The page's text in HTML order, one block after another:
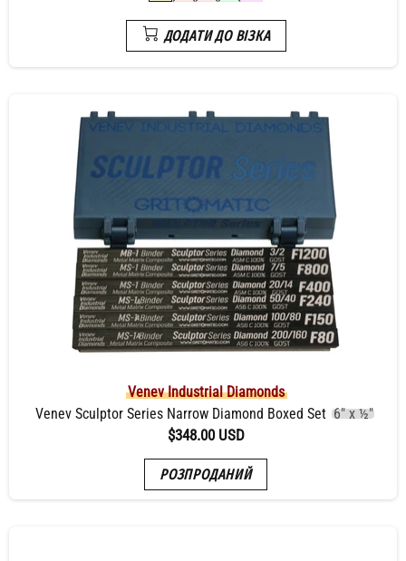
ДОДАТИ ДО ВІЗКА
Venev Industrial Diamonds
Venev Sculptor Series Narrow Diamond Boxed Set 6" x ½"
$348.00 USD
РОЗПРОДАНИЙ